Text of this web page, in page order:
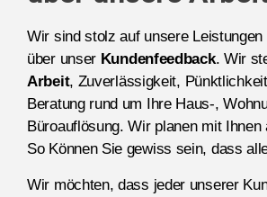
Wir sind stolz auf unsere Leistungen
über unser Kundenfeedback. Wir
Arbeit, Zuverlässigkeit,
Beratung rund um Ihre Haus-,
Büroauflösung. Wir planen mit
So Können Sie gewiss sein, dass
Wir möchten, dass jeder unserer